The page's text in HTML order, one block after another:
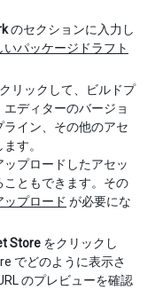
のセクションに入力し
いパッケージドラフト
リックして、ビルドプ
ディターのバージョ
イン、その他のアセ
す。
プロードしたアセッ
こともできます。その
プロード が必要にな
Store をクリックし
でどのように表示さ
のプレビューを確認